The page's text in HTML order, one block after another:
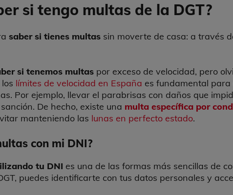
si tengo multas de la DGT?
saber si tienes multas sin moverte de casa: a través
si tenemos multas por exceso de velocidad, pero
límites de velocidad en España es fundamental
Por ejemplo, llevar el parabrisas con daños que
De hecho, existe una multa específica por
manteniendo las lunas en perfecto estado.
con mi DNI?
tu DNI es una de las formas más sencillas de
puedes identificarte con tus datos personales y